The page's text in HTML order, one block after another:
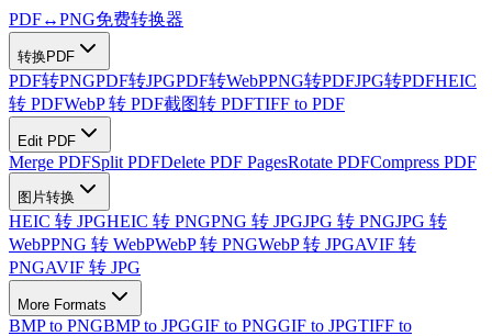
PDF↔PNG免费转换器
转换PDF
PDF转PNGPDF转JPGPDF转WebPPNG转PDFJPG转PDFHEIC
转 PDFWebP 转 PDF截图转 PDFTIFF to PDF
Edit PDF
Merge PDFSplit PDFDelete PDF PagesRotate PDFCompress PDF
图片转换
HEIC 转 JPGHEIC 转 PNGPNG 转 JPGJPG 转 PNGJPG 转
WebPPNG 转 WebPWebP 转 PNGWebP 转 JPGAVIF 转
PNGAVIF 转 JPG
More Formats
BMP to PNGBMP to JPGGIF to PNGGIF to JPGTIFF to